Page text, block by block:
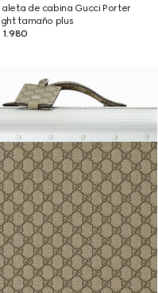
de cabina Gucci Porter
tamaño plus
1.980